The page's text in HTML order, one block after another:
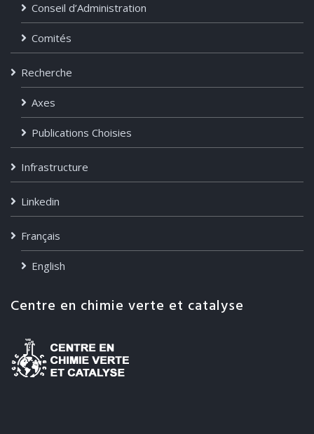
Conseil d’Administration
Comités
Recherche
Axes
Publications Choisies
Infrastructure
Linkedin
Français
English
Centre en chimie verte et catalyse